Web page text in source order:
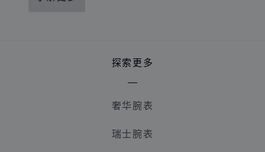
探索更多
奢华腕表
瑞士腕表